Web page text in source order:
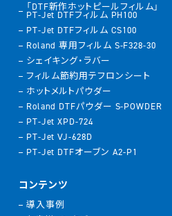
「DTF新作ホットピールフィルム」
PT-Jet DTFフィルム PH100
PT-Jet DTFフィルム CS100
Roland 専用フィルム S-F328-30
シェイキング・ラバー
フィルム節約用テフロンシート
ホットメルトパウダー
Roland DTFパウダー S-POWDER
PT-Jet XPD-724
PT-Jet VJ-628D
PT-Jet DTFオーブン A2-P1
コンテンツ
導入事例